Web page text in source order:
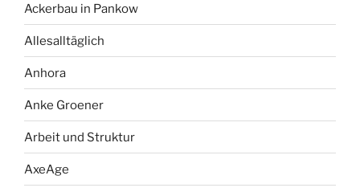
Ackerbau in Pankow
Allesalltäglich
Anhora
Anke Groener
Arbeit und Struktur
AxeAge